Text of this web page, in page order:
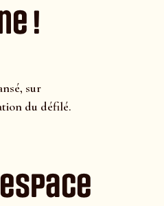
!
sur
du défilé.